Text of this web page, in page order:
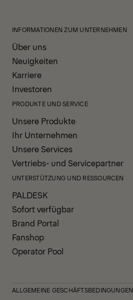
INFORMATIONEN ZUM UNTERNEHMEN
Über uns
Neuigkeiten
Karriere
Investoren
PRODUKTE UND SERVICE
Unsere Produkte
Ihr Unternehmen
Unsere Services
Vertriebs- und Servicepartner
UNTERSTÜTZUNG UND RESSOURCEN
PALDESK
Sofort verfügbar
Brand Portal
Fanshop
Operator Pool
ALLGEMEINE GESCHÄFTSBEDINGUNGEN